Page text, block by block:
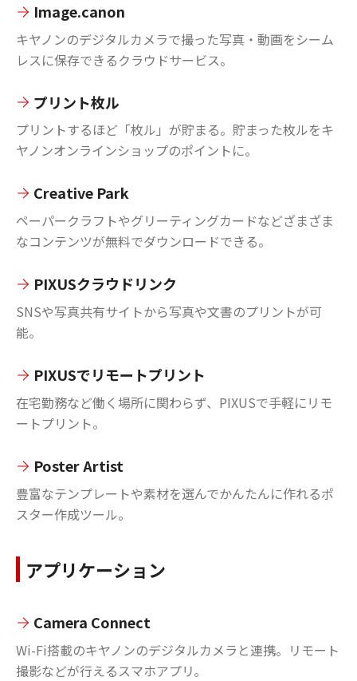
Image.canon
キヤノンのデジタルカメラで撮った写真・動画をシーム
レスに保存できるクラウドサービス。
プリント枚ル
プリントするほど「枚ル」が貯まる。貯まった枚ルをキ
ヤノンオンラインショップのポイントに。
Creative Park
ペーパークラフトやグリーティングカードなどざまざま
なコンテンツが無料でダウンロードできる。
PIXUSクラウドリンク
SNSや写真共有サイトから写真や文書のプリントが可
能。
PIXUSでリモートプリント
在宅勤務など働く場所に関わらず、PIXUSで手軽にリモ
ートプリント。
Poster Artist
豊富なテンプレートや素材を選んでかんたんに作れるポ
スター作成ツール。
アプリケーション
Camera Connect
Wi-Fi搭載のキヤノンのデジタルカメラと連携。リモート
撮影などが行えるスマホアプリ。